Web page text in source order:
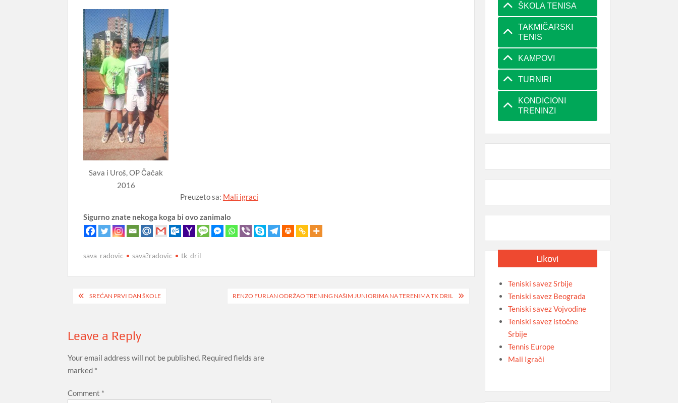
Sava i Uroš, OP Čačak
2016
Preuzeto sa: Mali igraci
Sigurno znate nekoga koga bi ovo zanimalo
sava_radovic sava?radovic tk_dril
PostSREĆAN PRVI DAN ŠKOLE RENZO FURLAN ODRŽAO TRENING NAŠIM JUNIORIMA NA TERENIMA TK DRIL
Leave a Reply
Your email address will not be published. Required fields are
marked *
Comment *
ŠKOLA TENISA
TAKMIČARSKI
TENIS
KAMPOVI
TURNIRI
KONDICIONI
TRENINZI
Likovi
Teniski savez Srbije
Teniski savez Beograda
Teniski savez Vojvodine
Teniski savez istočne
Srbije
Tennis Europe
Mali Igrači